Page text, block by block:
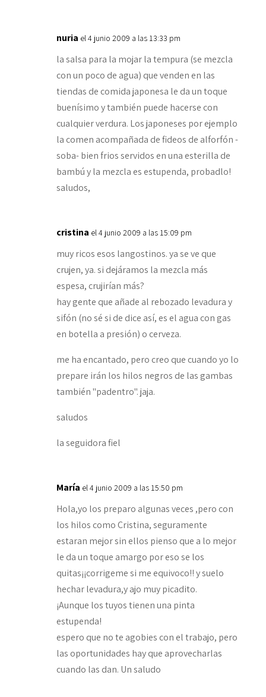
nuria el 4 junio 2009 a las 13:33 pm
la salsa para la mojar la tempura (se mezcla
con un poco de agua) que venden en las
tiendas de comida japonesa le da un toque
buenísimo y también puede hacerse con
cualquier verdura. Los japoneses por ejemplo
la comen acompañada de fideos de alforfón -
soba- bien frios servidos en una esterilla de
bambú y la mezcla es estupenda, probadlo!
saludos,
cristina el 4 junio 2009 a las 15:09 pm
muy ricos esos langostinos. ya se ve que
crujen, ya. si dejáramos la mezcla más
espesa, crujirían más?
hay gente que añade al rebozado levadura y
sifón (no sé si de dice así, es el agua con gas
en botella a presión) o cerveza.
me ha encantado, pero creo que cuando yo lo
prepare irán los hilos negros de las gambas
también "padentro". jaja.
saludos
la seguidora fiel
María el 4 junio 2009 a las 15:50 pm
Hola,yo los preparo algunas veces ,pero con
los hilos como Cristina, seguramente
estaran mejor sin ellos pienso que a lo mejor
le da un toque amargo por eso se los
quitas¡¡corrigeme si me equivoco!! y suelo
hechar levadura,y ajo muy picadito.
¡Aunque los tuyos tienen una pinta
estupenda!
espero que no te agobies con el trabajo, pero
las oportunidades hay que aprovecharlas
cuando las dan. Un saludo